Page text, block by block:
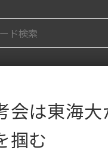
会は東海
掴む